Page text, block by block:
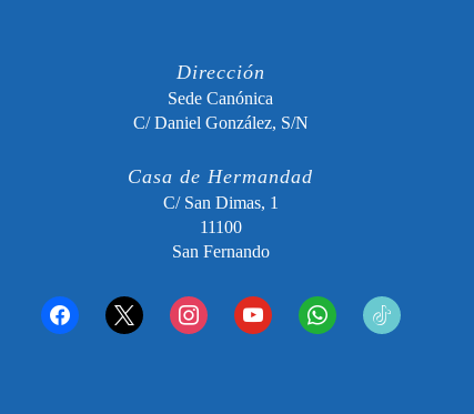
Dirección
Sede Canónica
C/ Daniel González, S/N
Casa de Hermandad
C/ San Dimas, 1
11100
San Fernando
facebook x instagramyoutube whatsapp tiktok2